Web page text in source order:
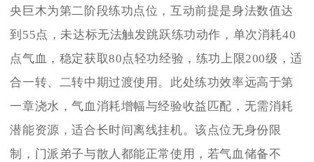
央巨木为第二阶段练功点位，互动前提是身法数值达
到55点，未达标无法触发跳跃练功动作，单次消耗40
点气血，稳定获取80点轻功经验，练功上限200级，适
合一转、二转中期过渡使用。此处练功效率远高于第
一章浇水，气血消耗增幅与经验收益匹配，无需消耗
潜能资源，适合长时间离线挂机。该点位无身份限
制，门派弟子与散人都能正常使用，若气血储备不